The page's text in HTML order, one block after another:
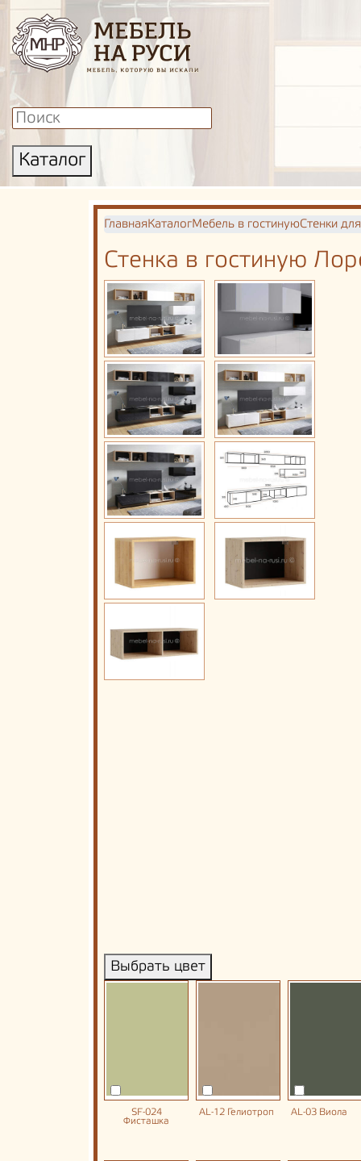
Каталог
ГлавнаяКаталогМебель в гостинуюСтенки
Стенка в гостиную
Выбрать цвет
SF-024
Фисташка
AL-12 Гелиотроп AL-03 Виола